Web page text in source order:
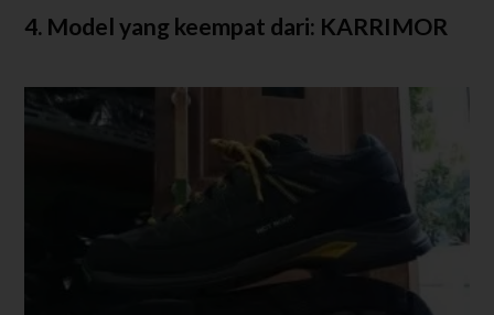
4. Model yang keempat dari: KARRIMOR